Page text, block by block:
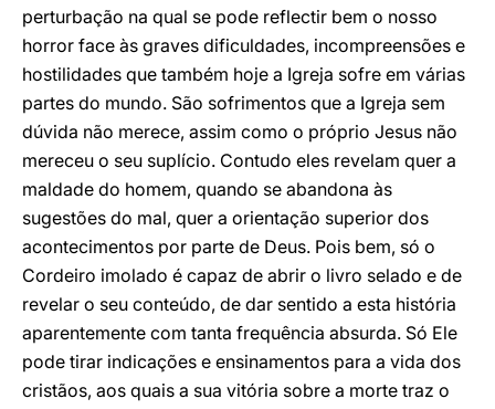
perturbação na qual se pode reflectir bem o nosso
horror face às graves dificuldades, incompreensões e
hostilidades que também hoje a Igreja sofre em várias
partes do mundo. São sofrimentos que a Igreja sem
dúvida não merece, assim como o próprio Jesus não
mereceu o seu suplício. Contudo eles revelam quer a
maldade do homem, quando se abandona às
sugestões do mal, quer a orientação superior dos
acontecimentos por parte de Deus. Pois bem, só o
Cordeiro imolado é capaz de abrir o livro selado e de
revelar o seu conteúdo, de dar sentido a esta história
aparentemente com tanta frequência absurda. Só Ele
pode tirar indicações e ensinamentos para a vida dos
cristãos, aos quais a sua vitória sobre a morte traz o